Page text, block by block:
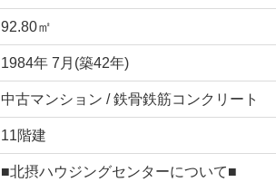
92.80㎡
1984年 7月(築42年)
中古マンション / 鉄骨鉄筋コンクリート
11階建
■北摂ハウジングセンターについて■